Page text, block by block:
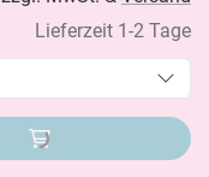
Lieferzeit 1-2 Tage